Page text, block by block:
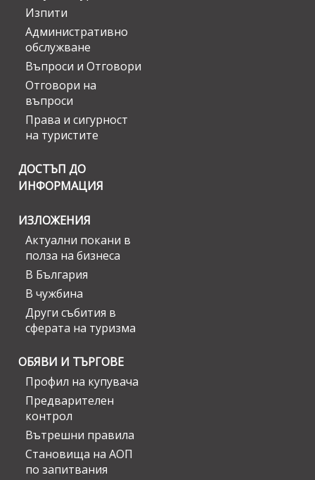
Изпити
Административно
обслужване
Въпроси и Отговори
Отговори на
въпроси
Права и сигурност
на туристите
ДОСТЪП ДО
ИНФОРМАЦИЯ
ИЗЛОЖЕНИЯ
Актуални покани в
полза на бизнеса
В България
В чужбина
Други събития в
сферата на туризма
ОБЯВИ И ТЪРГОВЕ
Профил на купувача
Предварителен
контрол
Вътрешни правила
Становища на АОП
по запитвания